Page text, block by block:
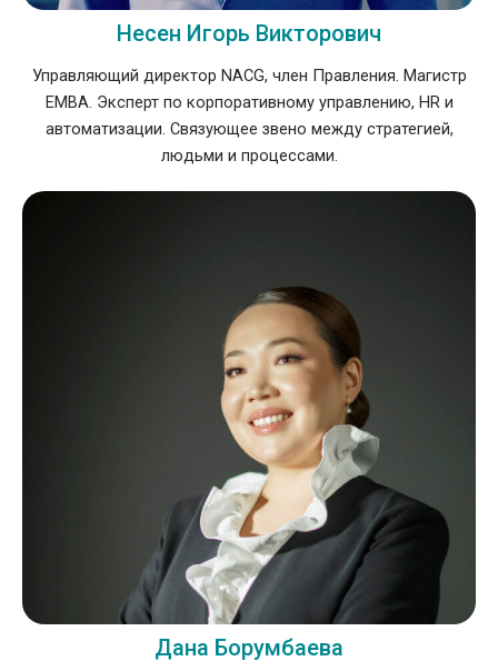
Несен Игорь Викторович
Управляющий директор NACG, член Правления. Магистр
EMBA. Эксперт по корпоративному управлению, HR и
автоматизации. Связующее звено между стратегией,
людьми и процессами.
Дана Борумбаева